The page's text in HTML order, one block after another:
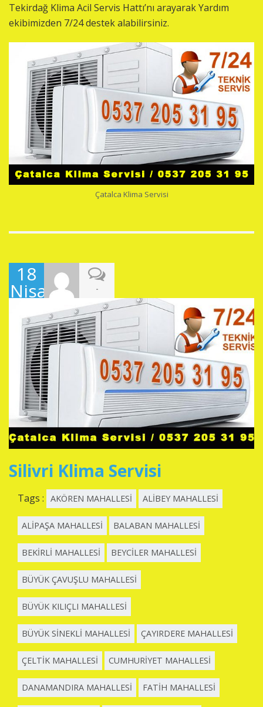
Tekirdağ Klima Acil Servis Hattı’nı arayarak Yardım
ekibimizden 7/24 destek alabilirsiniz.
Çatalca Klima Servisi
18
Nisan
2019
-
Silivri Klima Servisi
Tags : AKÖREN MAHALLESİ ALİBEY MAHALLESİ
ALİPAŞA MAHALLESİ BALABAN MAHALLESİ
BEKİRLİ MAHALLESİ BEYCİLER MAHALLESİ
BÜYÜK ÇAVUŞLU MAHALLESİ
BÜYÜK KILIÇLI MAHALLESİ
BÜYÜK SİNEKLİ MAHALLESİ ÇAYIRDERE MAHALLESİ
ÇELTİK MAHALLESİ CUMHURİYET MAHALLESİ
DANAMANDIRA MAHALLESİ FATİH MAHALLESİ